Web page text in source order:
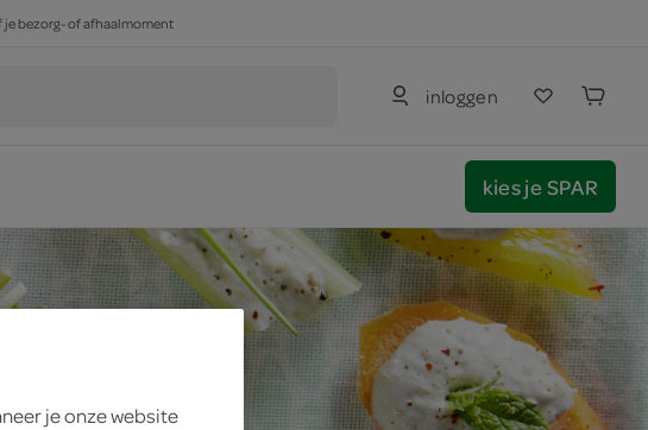
je bezorg- of afhaalmoment
inloggen
kies je SPAR
je onze website